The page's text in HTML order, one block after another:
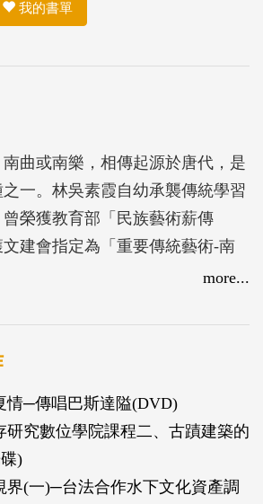
我的書單
曲或南樂，相傳起源於唐代，是
一。林吳素霞自幼承襲傳統學習
榮獲教育部「民族藝術薪傳
建會指定為「重要傳統藝術-南
本光碟的發行讓大家認識南管之
more...
情─傳唱巴斯達隘(DVD)
研究數位學院課程二、古蹟建築的
)
界(一)─台法合作水下文化資產調